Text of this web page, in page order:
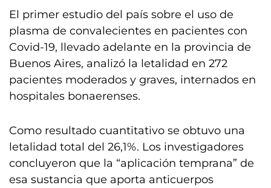
El primer estudio del país sobre el uso de
plasma de convalecientes en pacientes con
Covid-19, llevado adelante en la provincia de
Buenos Aires, analizó la letalidad en 272
pacientes moderados y graves, internados en
hospitales bonaerenses.
Como resultado cuantitativo se obtuvo una
letalidad total del 26,1%. Los investigadores
concluyeron que la “aplicación temprana” de
esa sustancia que aporta anticuerpos